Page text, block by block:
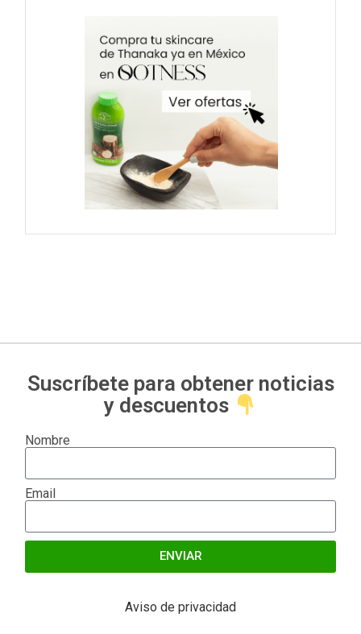
Suscríbete para obtener noticias
y descuentos
Nombre
Email
ENVIAR
Aviso de privacidad